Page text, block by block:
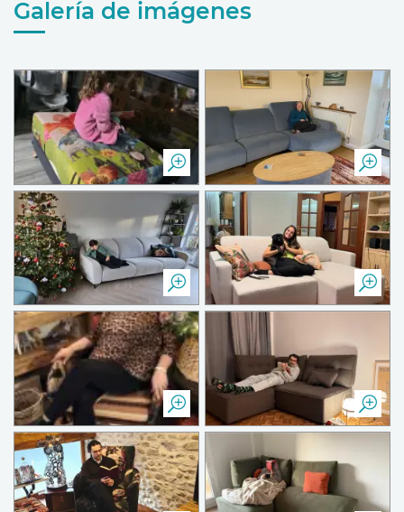
Galería de imágenes